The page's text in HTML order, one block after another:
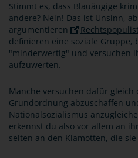
Stimmt es, dass Blauäugige
andere? Nein! Das ist Unsinn,
argumentieren
definieren eine soziale Gruppe,
"minderwertig" und versuchen
aufzuwerten.
Manche versuchen dafür gleich
Grundordnung abzuschaffen
Nationalsozialismus
erkennst du also vor allem an
selten an den Klamotten, die